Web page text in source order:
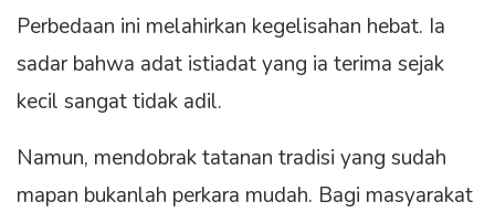
Perbedaan ini melahirkan kegelisahan hebat. Ia
sadar bahwa adat istiadat yang ia terima sejak
kecil sangat tidak adil.
Namun, mendobrak tatanan tradisi yang sudah
mapan bukanlah perkara mudah. Bagi masyarakat